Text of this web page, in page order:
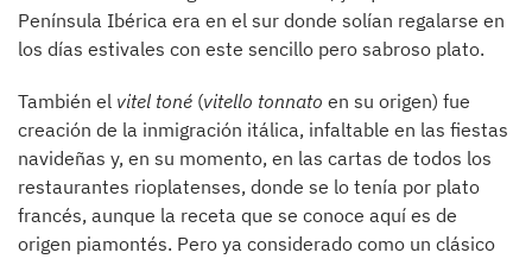
Península Ibérica era en el sur donde solían regalarse en
los días estivales con este sencillo pero sabroso plato.
También el vitel toné (vitello tonnato en su origen) fue
creación de la inmigración itálica, infaltable en las fiestas
navideñas y, en su momento, en las cartas de todos los
restaurantes rioplatenses, donde se lo tenía por plato
francés, aunque la receta que se conoce aquí es de
origen piamontés. Pero ya considerado como un clásico